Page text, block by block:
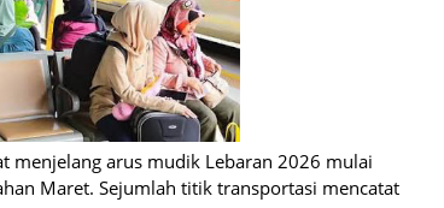
menjelang arus mudik Lebaran 2026 mulai
Maret. Sejumlah titik transportasi mencatat